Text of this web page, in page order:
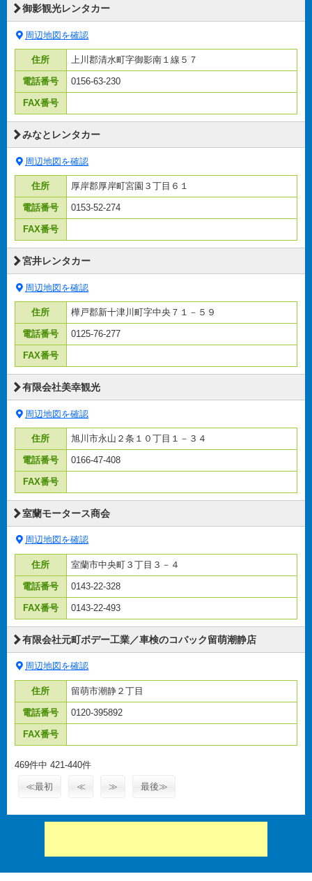
御影観光レンタカー
周辺地図を確認
住所 上川郡清水町字御影南１線５７
電話番号 0156-63-230
FAX番号
みなとレンタカー
周辺地図を確認
住所 厚岸郡厚岸町宮園３丁目６１
電話番号 0153-52-274
FAX番号
宮井レンタカー
周辺地図を確認
住所 樺戸郡新十津川町字中央７１－５９
電話番号 0125-76-277
FAX番号
有限会社美幸観光
周辺地図を確認
住所 旭川市永山２条１０丁目１－３４
電話番号 0166-47-408
FAX番号
室蘭モータース商会
周辺地図を確認
住所 室蘭市中央町３丁目３－４
電話番号 0143-22-328
FAX番号 0143-22-493
有限会社元町ボデー工業／車検のコバック留萌潮静店
周辺地図を確認
住所 留萌市潮静２丁目
電話番号 0120-395892
FAX番号
469件中 421-440件
≪最初 ≪ ≫ 最後≫